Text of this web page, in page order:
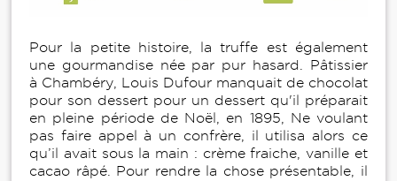
Pour la petite histoire, la truffe est également
une gourmandise née par pur hasard. Pâtissier
à Chambéry, Louis Dufour manquait de chocolat
pour son dessert pour un dessert qu'il préparait
en pleine période de Noël, en 1895, Ne voulant
pas faire appel à un confrère, il utilisa alors ce
qu’il avait sous la main : crème fraiche, vanille et
cacao râpé. Pour rendre la chose présentable, il